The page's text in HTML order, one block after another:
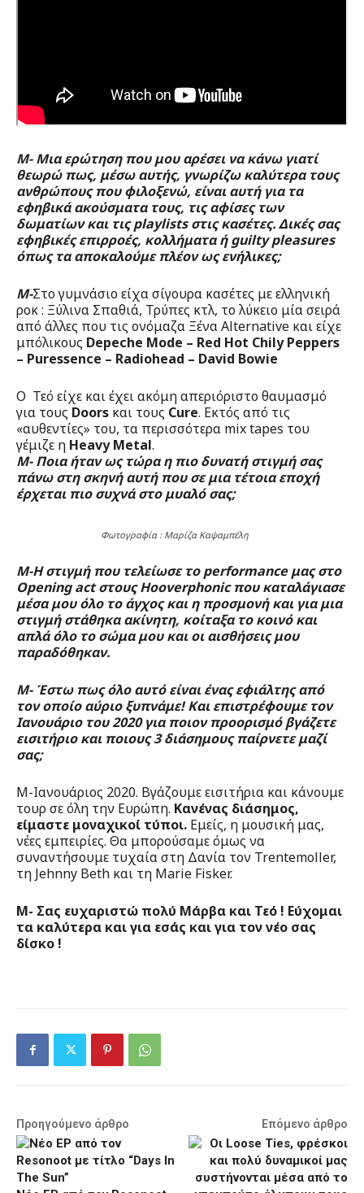
Μ- Μια ερώτηση που μου αρέσει να κάνω γιατί
θεωρώ πως, μέσω αυτής, γνωρίζω καλύτερα τους
ανθρώπους που φιλοξενώ, είναι αυτή για τα
εφηβικά ακούσματα τους, τις αφίσες των
δωματίων και τις playlists στις κασέτες. Δικές σας
εφηβικές επιρροές, κολλήματα ή guilty pleasures
όπως τα αποκαλούμε πλέον ως ενήλικες;
Μ-Στο γυμνάσιο είχα σίγουρα κασέτες με ελληνική
ροκ : Ξύλινα Σπαθιά, Τρύπες κτλ, το λύκειο μία σειρά
από άλλες που τις ονόμαζα Ξένα Alternative και είχε
μπόλικους Depeche Mode – Red Hot Chily Peppers
– Puressence – Radiohead – David Bowie
O Τεό είχε και έχει ακόμη απεριόριστο θαυμασμό
για τους Doors και τους Cure. Εκτός από τις
«αυθεντίες» του, τα περισσότερα mix tapes του
γέμιζε η Heavy Metal.
Μ- Ποια ήταν ως τώρα η πιο δυνατή στιγμή σας
πάνω στη σκηνή αυτή που σε μια τέτοια εποχή
έρχεται πιο συχνά στο μυαλό σας;
Φωτογραφία : Μαρίζα Καψαμπέλη
Μ-Η στιγμή που τελείωσε το performance μας στο
Opening act στους Hooverphonic που καταλάγιασε
μέσα μου όλο το άγχος και η προσμονή και για μια
στιγμή στάθηκα ακίνητη, κοίταξα το κοινό και
απλά όλο το σώμα μου και οι αισθήσεις μου
παραδόθηκαν.
M- Έστω πως όλο αυτό είναι ένας εφιάλτης από
τον οποίο αύριο ξυπνάμε! Και επιστρέφουμε τον
Ιανουάριο του 2020 για ποιον προορισμό βγάζετε
εισιτήριο και ποιους 3 διάσημους παίρνετε μαζί
σας;
Μ-Ιανουάριος 2020. Βγάζουμε εισιτήρια και κάνουμε
τουρ σε όλη την Ευρώπη. Κανένας διάσημος,
είμαστε μοναχικοί τύποι. Εμείς, η μουσική μας,
νέες εμπειρίες. Θα μπορούσαμε όμως να
συναντήσουμε τυχαία στη Δανία τον Trentemoller,
τη Jehnny Beth και τη Marie Fisker.
Μ- Σας ευχαριστώ πολύ Μάρβα και Τεό ! Εύχομαι
τα καλύτερα και για εσάς και για τον νέο σας
δίσκο !
Προηγούμενο άρθρο Επόμενο άρθρο